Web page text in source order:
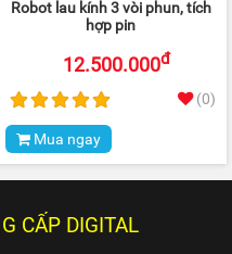
Robot lau kính 3 vòi phun, tích
hợp pin
12.500.000đ
(0)
Mua ngay
CẤP DIGITAL